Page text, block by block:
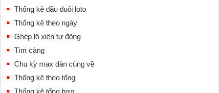
Thống kê đầu đuôi loto
Thống kê theo ngày
Ghép lô xiên tự động
Tìm càng
Chu kỳ max dàn cùng về
Thống kê theo tổng
Thống kê tổng hợp